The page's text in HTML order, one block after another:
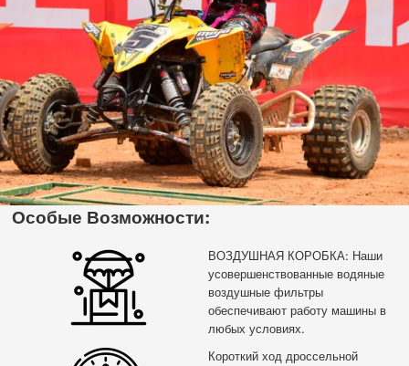
Особые Возможности:
ВОЗДУШНАЯ КОРОБКА: Наши
усовершенствованные водяные
воздушные фильтры
обеспечивают работу машины в
любых условиях.
Короткий ход дроссельной